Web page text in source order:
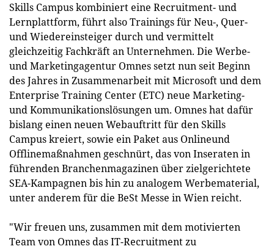
Skills Campus kombiniert eine Recruitment- und
Lernplattform, führt also Trainings für Neu-, Quer-
und Wiedereinsteiger durch und vermittelt
gleichzeitig Fachkräft an Unternehmen. Die Werbe-
und Marketingagentur Omnes setzt nun seit Beginn
des Jahres in Zusammenarbeit mit Microsoft und dem
Enterprise Training Center (ETC) neue Marketing-
und Kommunikationslösungen um. Omnes hat dafür
bislang einen neuen Webauftritt für den Skills
Campus kreiert, sowie ein Paket aus Onlineund
Offlinemaßnahmen geschnürt, das von Inseraten in
führenden Branchenmagazinen über zielgerichtete
SEA-Kampagnen bis hin zu analogem Werbematerial,
unter anderem für die BeSt Messe in Wien reicht.
"Wir freuen uns, zusammen mit dem motivierten
Team von Omnes das IT-Recruitment zu